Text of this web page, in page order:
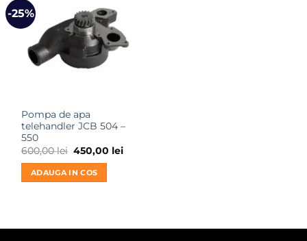
-25%
Pompa de apa
telehandler JCB 504 –
550
600,00lei Prețul
inițial
a
fost:
600,00 lei.
450,00 leiPrețul
ADAUGA IN COS